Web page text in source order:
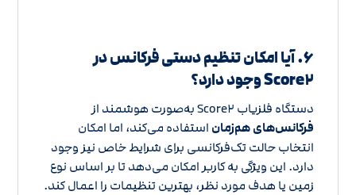
۶. آیا امکان تنظیم دستی فرکانس در
Score۲ وجود دارد؟
دستگاه فلزیاب Score۲ به‌صورت هوشمند از
فرکانس‌های هم‌زمان استفاده می‌کند، اما امکان
انتخاب حالت تک‌فرکانسی برای شرایط خاص نیز وجود
دارد. این ویژگی به کاربر امکان می‌دهد تا بر اساس نوع
زمین یا هدف مورد نظر، بهترین تنظیمات را اعمال کند.